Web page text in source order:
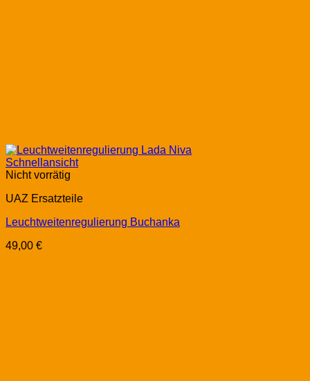
Schnellansicht
Nicht vorrätig
UAZ Ersatzteile
Leuchtweitenregulierung Buchanka
49,00 €